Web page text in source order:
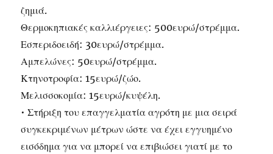
ζημιά.
Θερμοκηπιακές καλλιέργειες: 500ευρώ/στρέμμα.
Εσπεριδοειδή: 30ευρώ/στρέμμα.
Αμπελώνες: 50ευρώ/στρέμμα.
Κτηνοτροφία: 15ευρώ/ζώο.
Μελισσοκομία: 15ευρώ/κυψέλη.
• Στήριξη του επαγγελματία αγρότη με μια σειρά
συγκεκριμένων μέτρων ώστε να έχει εγγυημένο
εισόδημα για να μπορεί να επιβιώσει γιατί με το